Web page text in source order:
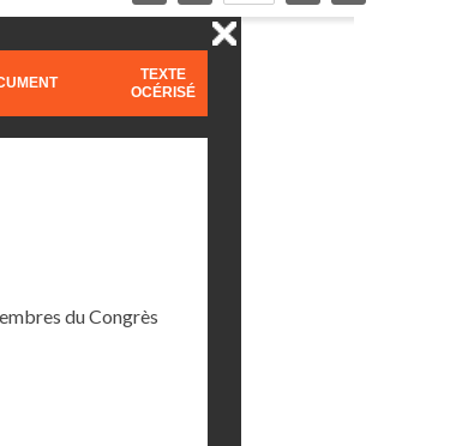
TEXTE
OCÉRISÉ
du Congrès